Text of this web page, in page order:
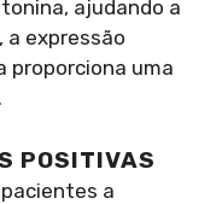
ajudando a
a expressão
proporciona uma
POSITIVAS
a